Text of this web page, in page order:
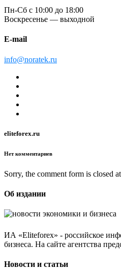
Пн-Сб с 10:00 до 18:00
Воскресенье — выходной
E-mail
info@noratek.ru
eliteforex.ru
Нет комментариев
Sorry, the comment form is closed
Об издании
ИА «Eliteforex» - российское
бизнеса. На сайте агентства
Новости и статьи